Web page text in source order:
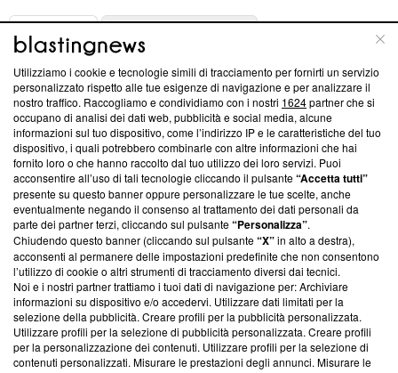
ABOUT
Questa sezione offre informazioni trasparenti su Blasting
News, sui nostri processi editoriali e su come ci impegniamo a
creare news di qualità. Inoltre, afferma la nostra aderenza a
‘Trust Project - News with Integrity’Blasting News non è
ancora membro del programma, ma ha richiesto di farne
parte; Trust Project non ha ancora effettuato una verifica di
conformità agli standard.
Su di noi
Team editoriale
Corporate
Redazione
Informativa Privacy
Utilizziamo i cookie e tecnologie simili di tracciamento per fornirti un servizio
personalizzato rispetto alle tue esigenze di navigazione e per analizzare il
nostro traffico. Raccogliamo e condividiamo con i nostri 1624partner che si
occupano di analisi dei dati web, pubblicità e social media, alcune
informazioni sul tuo dispositivo, come l’indirizzo IP e le caratteristiche del tuo
dispositivo, i quali potrebbero combinarle con altre informazioni che hai
fornito loro o che hanno raccolto dal tuo utilizzo dei loro servizi. Puoi
acconsentire all’uso di tali tecnologie cliccando il pulsante“Accetta tutti”
presente su questo banner oppure personalizzare le tue scelte, anche
eventualmente negando il consenso al trattamento dei dati personali da
parte dei partner terzi, cliccando sul pulsante“Personalizza”.
Chiudendo questo banner (cliccando sul pulsante“X”in alto a destra),
acconsenti al permanere delle impostazioni predefinite che non consentono
l’utilizzo di cookie o altri strumenti di tracciamento diversi dai tecnici.
Noi e i nostri partner trattiamo i tuoi dati di navigazione per: Archiviare
informazioni su dispositivo e/o accedervi. Utilizzare dati limitati per la
selezione della pubblicità. Creare profili per la pubblicità personalizzata.
Utilizzare profili per la selezione di pubblicità personalizzata. Creare profili
per la personalizzazione dei contenuti. Utilizzare profili per la selezione di
contenuti personalizzati. Misurare le prestazioni degli annunci. Misurare le